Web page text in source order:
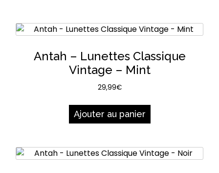
Antah – Lunettes Classique
Vintage – Mint
29,99€
Ajouter au panier